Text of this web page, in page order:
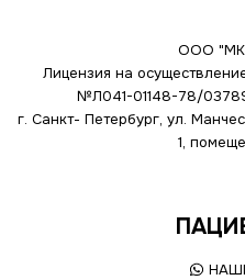
ООО
Лицензия на
№Л041-01148-78/
г. Санкт- Петербург, ул.
1,